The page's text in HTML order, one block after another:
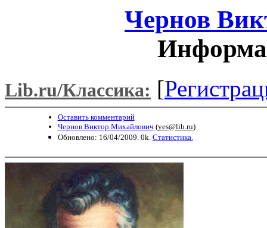
Чернов
Lib.ru/Классика: [
Оставить комментарий
Чернов Виктор Михайлович (yes@lib.ru)
Обновлено: 16/04/2009. 0k. Статистика.